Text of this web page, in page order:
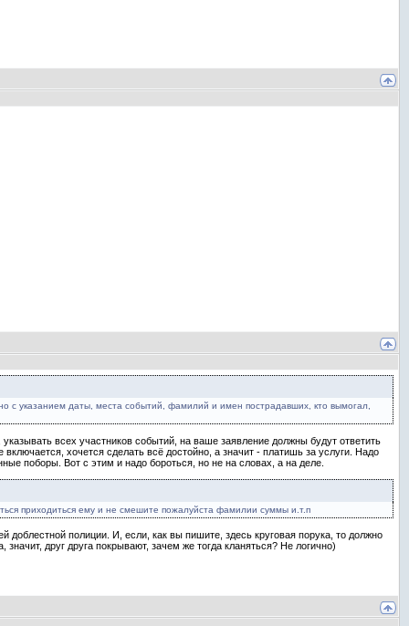
с указанием даты, места событий, фамилий и имен пострадавших, кто вымогал,
всех участников событий, на ваше заявление должны будут ответить
хочется сделать всё достойно, а значит - платишь за услуги. Надо
поборы. Вот с этим и надо бороться, но не на словах, а на деле.
приходиться ему и не смешите пожалуйста фамилии суммы и.т.п
доблестной полиции. И, если, как вы пишите, здесь круговая порука, то должно
друг друга покрывают, зачем же тогда кланяться? Не логично)